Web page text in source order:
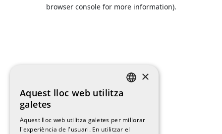
browser console for more information).
SPANISH
×
Aquest lloc web utilitza
galetes
Aquest lloc web utilitza galetes per millorar
l'experiència de l'usuari. En utilitzar el